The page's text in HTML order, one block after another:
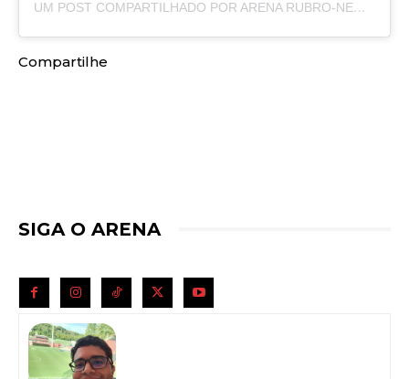
UM POST COMPARTILHADO POR ARENA RUBRO-NEGRA (@ARENARUBRONEGRA)
Compartilhe
SIGA O ARENA